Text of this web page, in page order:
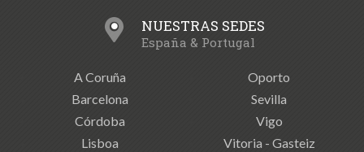
NUESTRAS SEDES
España & Portugal
A Coruña
Barcelona
Córdoba
Lisboa
Oporto
Sevilla
Vigo
Vitoria - Gasteiz